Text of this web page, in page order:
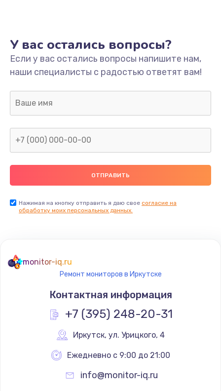
Заказать
Не включается
Нет звука
Не видит флешку
400 руб.
Заказать
Не сопряжается с устройством
900 руб.
Заказать
Помехи и искажение звука
900 руб.
У вас остались вопросы?
Если у вас остались вопросы напишите нам,
наши специалисты с радостью ответят вам!
Нажимая на кнопку отправить я даю свое согласие на
обработку моих персональных данных.
monitor-iq.ru
Ремонт мониторов в Иркутске
Контактная информация
+7 (395) 248-20-31
Иркутск, ул. Урицкого, 4
Ежедневно с 9:00 до 21:00
info@monitor-iq.ru